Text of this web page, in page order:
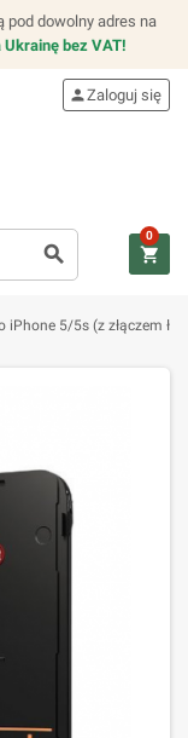
pod dowolny adres na
Ukrainę bez VAT!
search
personZaloguj się
shopping_cart
0
iPhone 5/5s (z złączem